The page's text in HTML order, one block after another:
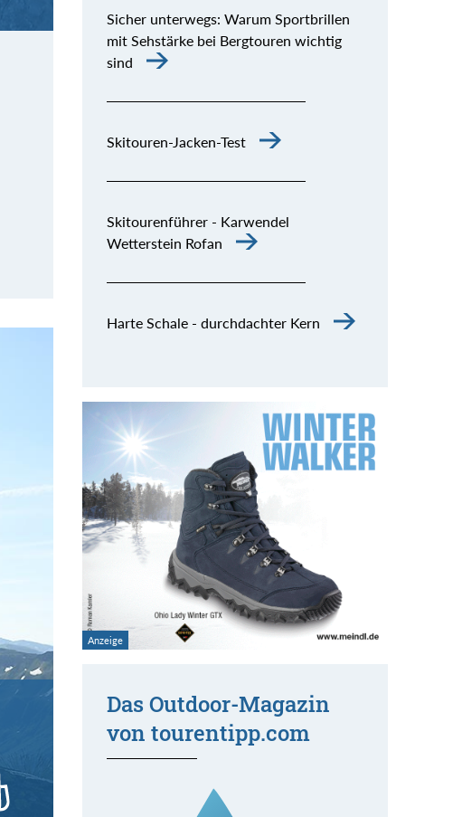
Sicher unterwegs: Warum Sportbrillen
mit Sehstärke bei Bergtouren wichtig
sind
Skitouren-Jacken-Test
Skitourenführer - Karwendel
Wetterstein Rofan
Harte Schale - durchdachter Kern
Das Outdoor-Magazin
von tourentipp.com